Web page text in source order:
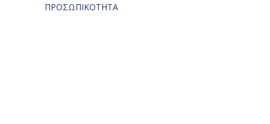
ΠΡΟΣΩΠΙΚΟΤΗΤΑ